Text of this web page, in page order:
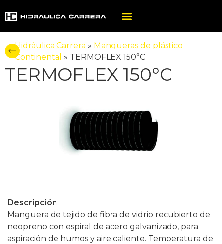
Hidráulica Carrera » Mangueras de plástico
Continental » TERMOFLEX 150°C
TERMOFLEX 150°C
Descripción
Manguera de tejido de fibra de vidrio recubierto de
neopreno con espiral de acero galvanizado, para
aspiración de humos y aire caliente. Temperatura de